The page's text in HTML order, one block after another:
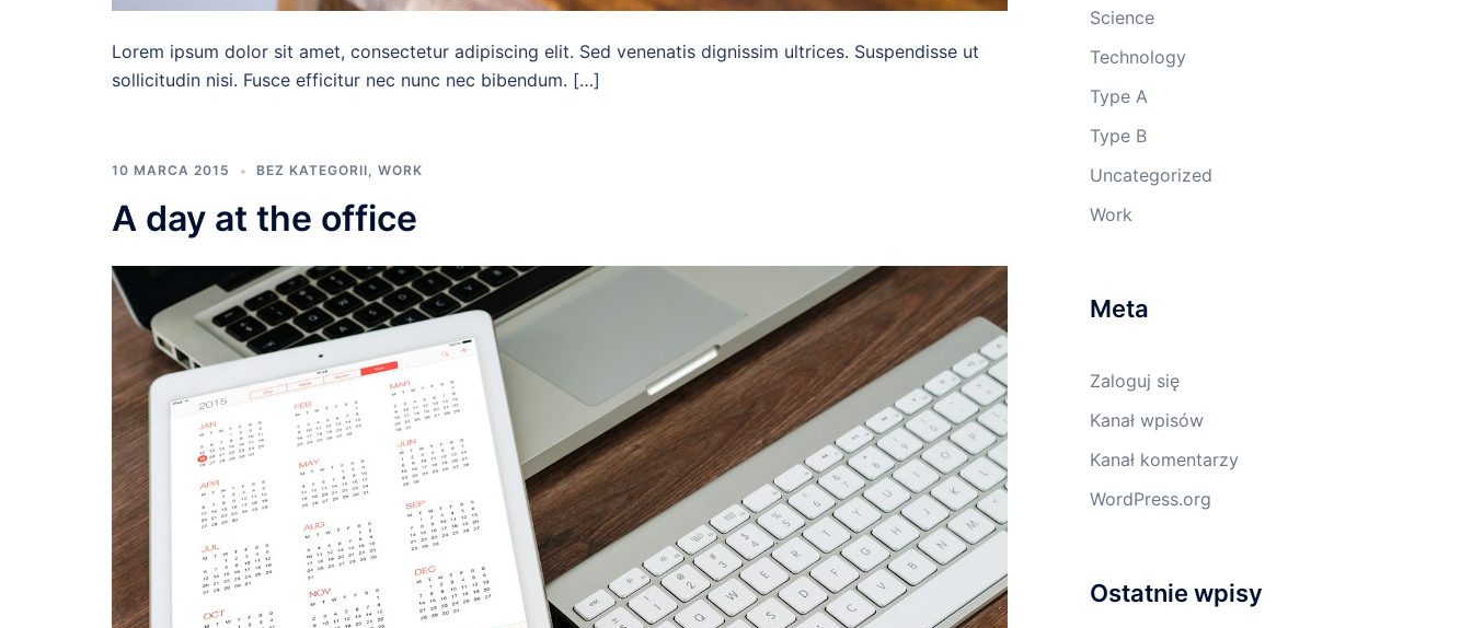
Lorem ipsum dolor sit amet, consectetur adipiscing elit. Sed venenatis dignissim ultrices. Suspendisse ut
sollicitudin nisi. Fusce efficitur nec nunc nec bibendum. […]
10 MARCA 2015 BEZ KATEGORII WORK
A day at the office
Science
Technology
Type A
Type B
Uncategorized
Work
Meta
Zaloguj się
Kanał wpisów
Kanał komentarzy
WordPress.org
Ostatnie wpisy